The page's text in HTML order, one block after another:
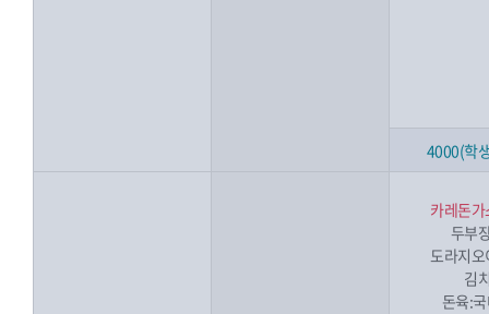
4000(학
카레돈
두부
도라지
김
돈육: